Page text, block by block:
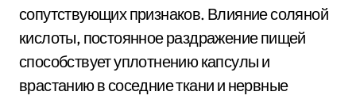
сопутствующих признаков. Влияние соляной
кислоты, постоянное раздражение пищей
способствует уплотнению капсулы и
врастанию в соседние ткани и нервные